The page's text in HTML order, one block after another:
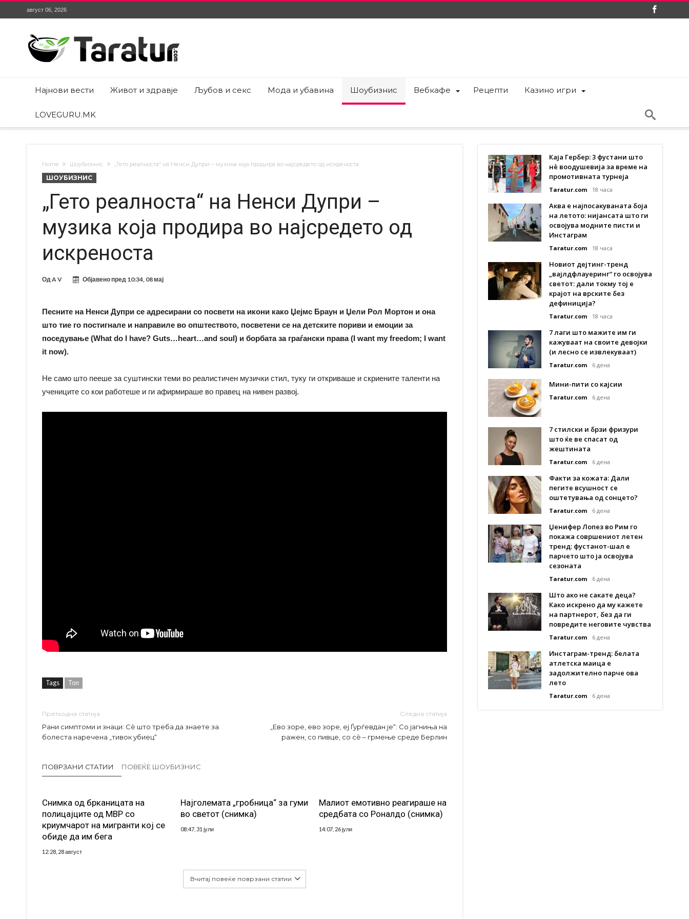
август 06, 2026
Најнови вести Живот и здравје Љубов и секс Мода и убавина Шоубизнис Вебкафе Рецепти Казино игри
LOVEGURU.MK
Home Шоубизнис „Гето реалноста“ на Ненси Дупри – музика која продира во најсредето од искреноста
ШОУБИЗНИС
„Гето реалноста“ на Ненси Дупри –
музика која продира во најсредето од
искреноста
ОдA V Објавено пред 10:34, 08 мај
Песните на Ненси Дупри се адресирани со посвети на икони како Џејмс Браун и Џели Рол Мортон и она
што тие го постигнале и направиле во општеството, посветени се на детските пориви и емоции за
поседување (What do I have? Guts…heart…and soul) и борбата за граѓански права (I want my freedom; I want
it now).
Не само што пееше за суштински теми во реалистичен музички стил, туку ги откриваше и скриените таленти на
учениците со кои работеше и ги афирмираше во правец на нивен развој.
Tags Топ
Претходна статија
Рани симптоми и знаци: Сè што треба да знаете за
болеста наречена „тивок убиец“
Следна статија
„Ево зоре, ево зоре, еј Ѓурѓевдан је“: Со јагниња на
ражен, со пивце, со сè – грмење среде Берлин
ПОВРЗАНИ СТАТИИ ПОВЕЌЕ ШОУБИЗНИС
Снимка од брканицата на
полицајците од МВР со
криумчарот на мигранти кој се
обиде да им бега
12:28, 28 август
Најголемата „гробница“ за гуми
во светот (снимка)
08:47, 31 јули
Малиот емотивно реагираше на
средбата со Роналдо (снимка)
14:07, 26 јули
Вчитај повеќе поврзани статии
Каја Гербер: 3 фустани што
нè воодушевија за време на
промотивната турнеја
Taratur.com 18 часа
Аква е најпосакуваната боја
на летото: нијансата што ги
освојува модните писти и
Инстаграм
Taratur.com 18 часа
Новиот дејтинг-тренд
„вајлдфлауеринг“ го освојува
светот: дали токму тој е
крајот на врските без
дефиниција?
Taratur.com 18 часа
7 лаги што мажите им ги
кажуваат на своите девојки
(и лесно се извлекуваат)
Taratur.com 6 дена
Мини-пити со кајсии
Taratur.com 6 дена
7 стилски и брзи фризури
што ќе ве спасат од
жештината
Taratur.com 6 дена
Факти за кожата: Дали
пегите всушност се
оштетувања од сонцето?
Taratur.com 6 дена
Џенифер Лопез во Рим го
покажа совршениот летен
тренд: фустанот-шал е
парчето што ја освојува
сезоната
Taratur.com 6 дена
Што ако не сакате деца?
Како искрено да му кажете
на партнерот, без да ги
повредите неговите чувства
Taratur.com 6 дена
Инстаграм-тренд: белата
атлетска маица е
задолжително парче ова
лето
Taratur.com 6 дена